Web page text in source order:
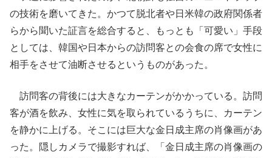
の技術を磨いてきた。かつて脱北者や日米韓の政府関係者
らから聞いた証言を総合すると、もっとも「可愛い」手段
としては、韓国や日本からの訪問客との会食の席で女性に
相手をさせて油断させるというものがあった。
訪問客の背後には大きなカーテンがかかっている。訪問
客が酒を飲み、女性に気を取られているうちに、カーテン
を静かに上げる。そこには巨大な金日成主席の肖像画があ
った。隠しカメラで撮影すれば、「金日成主席の肖像画の